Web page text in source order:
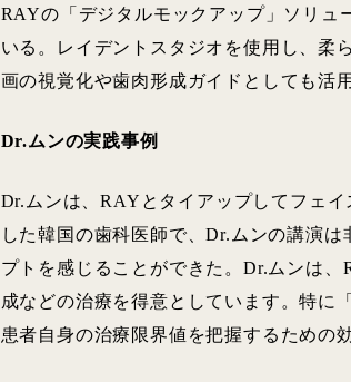
RAYの「デジタルモックアップ」ソリュ
いる。レイデントスタジオを使用し、柔
画の視覚化や歯肉形成ガイドとしても活
Dr.ムンの実践事例
Dr.ムンは、RAYとタイアップしてフェ
した韓国の歯科医師で、Dr.ムンの講演
プトを感じることができた。Dr.ムンは
成などの治療を得意としています。特に
患者自身の治療限界値を把握するための